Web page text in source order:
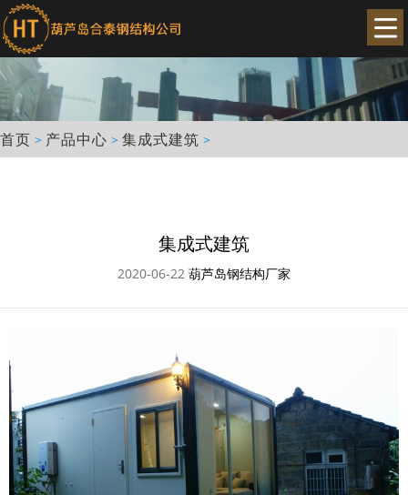
首页 > 产品中心 > 集成式建筑 >
集成式建筑
2020-06-22 葫芦岛钢结构厂家